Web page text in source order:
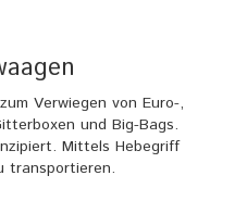
Verwiegen von Euro-,
und Big-Bags.
Mittels Hebegriff
transportieren.